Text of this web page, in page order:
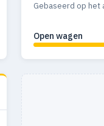
Gebaseerd op het
Open wagen